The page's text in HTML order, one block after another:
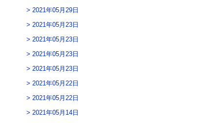
2021年05月29日
2021年05月23日
2021年05月23日
2021年05月23日
2021年05月23日
2021年05月22日
2021年05月22日
2021年05月14日